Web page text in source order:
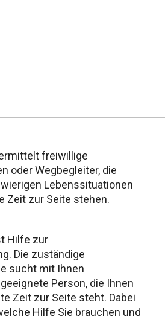
freiwillige
oder Wegbegleiter, die
Lebenssituationen
Zeit zur Seite stehen.
Hilfe zur
Die zuständige
sucht mit Ihnen
Person, die Ihnen
Zeit zur Seite steht. Dabei
Hilfe Sie brauchen und